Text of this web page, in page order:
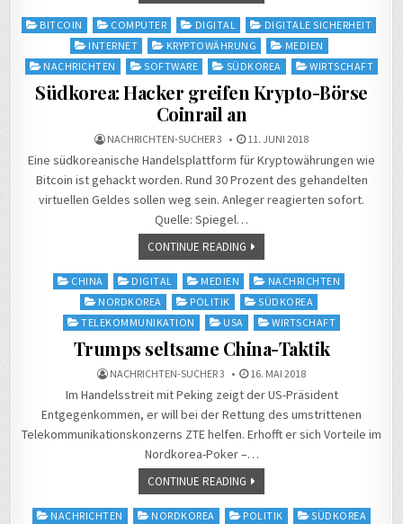
Posted
BITCOIN COMPUTER DIGITAL
DIGITALE SICHERHEIT
INTERNET
KRYPTOWÄHRUNG
MEDIEN
NACHRICHTEN
SOFTWARE SÜDKOREA WIRTSCHAFT
Südkorea: Hacker greifen Krypto-Börse
Coinrail an
NACHRICHTEN-SUCHER 3 11. JUNI 2018
Eine südkoreanische Handelsplattform für Kryptowährungen wie
Bitcoin ist gehackt worden. Rund 30 Prozent des gehandelten
virtuellen Geldes sollen weg sein. Anleger reagierten sofort.
Quelle: Spiegel…
CONTINUE READING
Posted
CHINA DIGITAL MEDIEN
NACHRICHTEN
NORDKOREA
POLITIK
SÜDKOREA
TELEKOMMUNIKATION
USA WIRTSCHAFT
Trumps seltsame China-Taktik
NACHRICHTEN-SUCHER 3 16. MAI 2018
Im Handelsstreit mit Peking zeigt der US-Präsident
Entgegenkommen, er will bei der Rettung des umstrittenen
Telekommunikationskonzerns ZTE helfen. Erhofft er sich Vorteile im
Nordkorea-Poker –…
CONTINUE READING
Posted
NACHRICHTEN NORDKOREA POLITIK SÜDKOREA